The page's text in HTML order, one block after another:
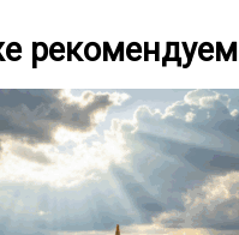
рекомендуем